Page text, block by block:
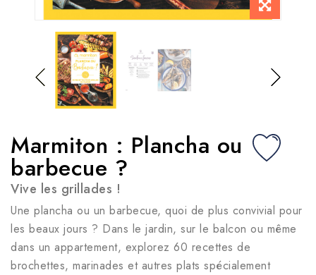
Marmiton : Plancha ou
barbecue ?
Vive les grillades !
Une plancha ou un barbecue, quoi de plus convivial pour
les beaux jours ? Dans le jardin, sur le balcon ou même
dans un appartement, explorez 60 recettes de
brochettes, marinades et autres plats spécialement